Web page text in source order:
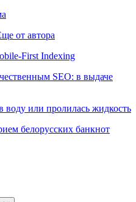
от автора
First Indexing
SEO: в выдаче
воду или пролилась жидкость
белорусских банкнот